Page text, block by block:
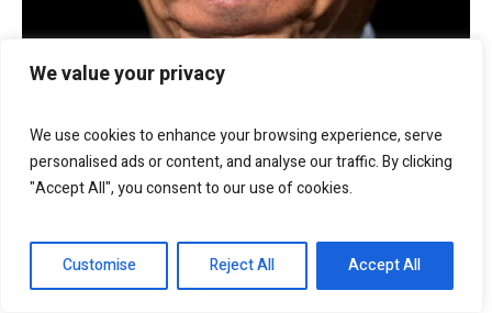
We value your privacy
We use cookies to enhance your browsing experience, serve
personalised ads or content, and analyse our traffic. By clicking
"Accept All", you consent to our use of cookies.
Customise Reject All Accept All